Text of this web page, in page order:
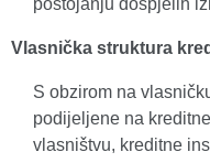
postojanju dospjelih
Vlasnička struktura
S obzirom na
podijeljene na
vlasništvu, kreditne